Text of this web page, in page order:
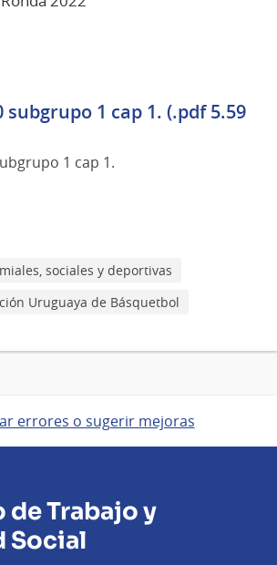
subgrupo 1 cap 1. (.pdf 5.59
1 cap 1.
sociales y deportivas
Uruguaya de Básquetbol
errores o sugerir mejoras
Trabajo y
Social